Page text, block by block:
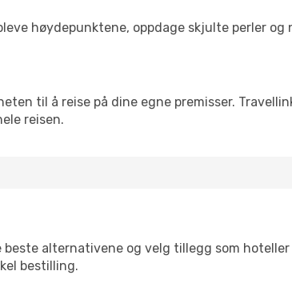
høydepunktene, oppdage skjulte perler og
til å reise på dine egne premisser.
reisen.
alternativene og velg tillegg som hoteller
bestilling.